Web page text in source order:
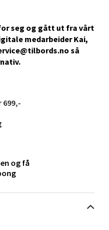
seg og gått ut fra vårt
medarbeider Kai,
så
699,-
og få
- Kilden
- Kvadrat